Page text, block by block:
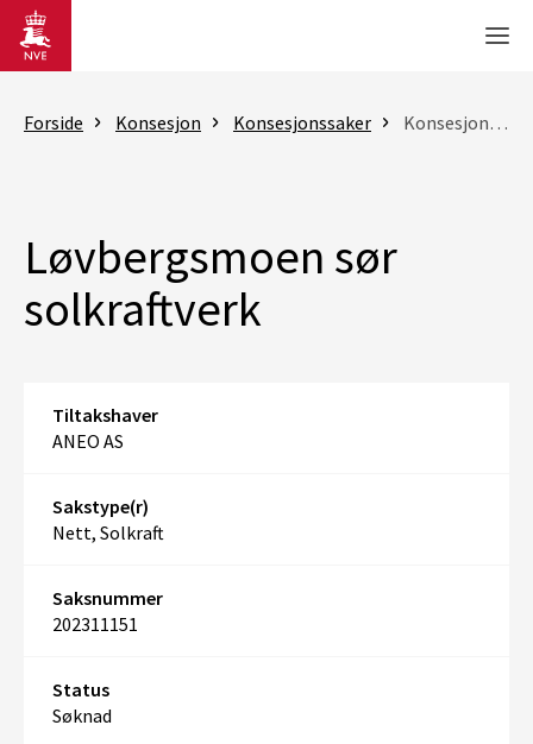
Gå til hovedinnhold
Forside Konsesjon Konsesjonssaker Konsesjonssak
Løvbergsmoen sør
solkraftverk
Tiltakshaver
ANEO AS
Sakstype(r)
Nett, Solkraft
Saksnummer
202311151
Status
Søknad